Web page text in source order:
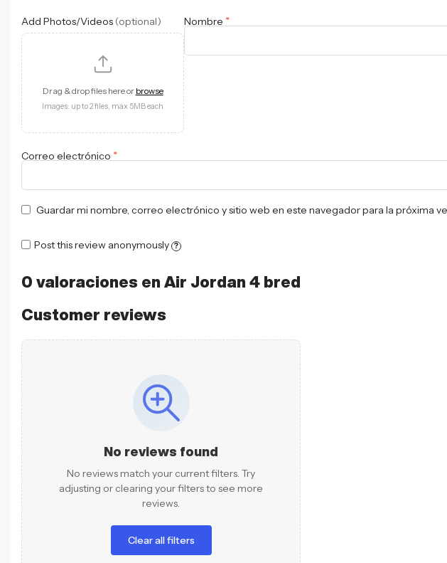
0 valoraciones en Air Jordan 4 bred
Customer reviews
No reviews found
No reviews match your current filters. Try
adjusting or clearing your filters to see more
reviews.
Clear all filters
Add Photos/Videos (optional)
Drag & drop files here or browse
Images: up to 2 files, max 5MB each
Nombre *
Correo electrónico *
Guardar mi nombre, correo electrónico y sitio web en este navegador para la próxima
Post this review anonymously ?